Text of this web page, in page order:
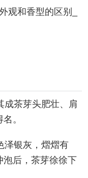
成茶芽头肥壮、肩
。
泽银灰，熠熠有
泡后，茶芽徐徐下